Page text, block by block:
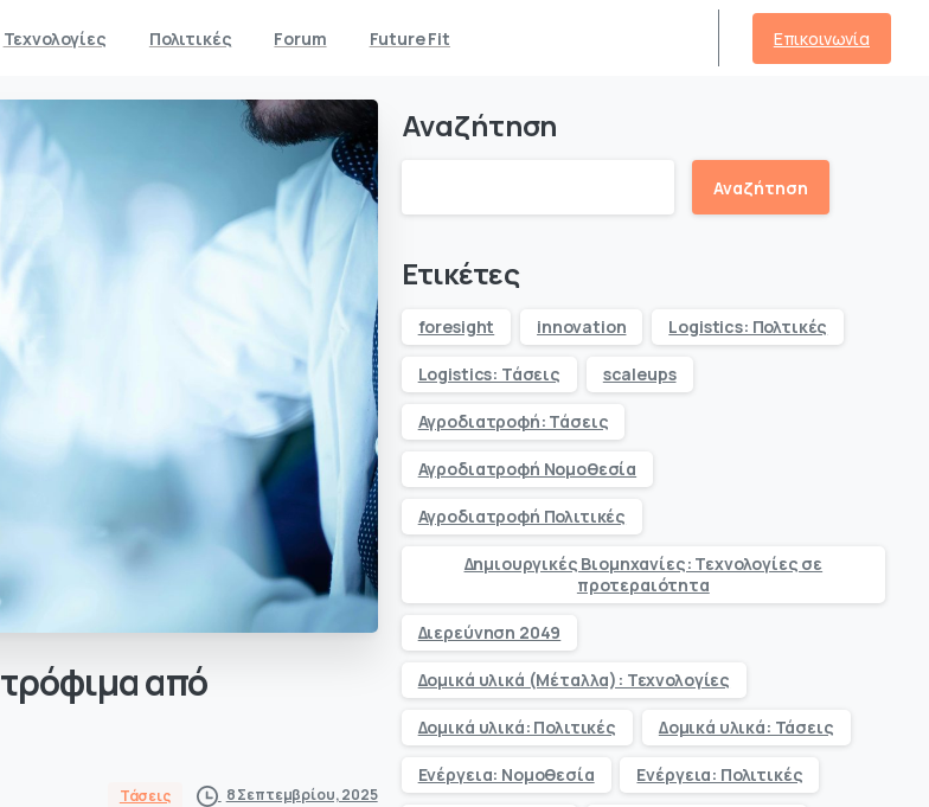
Τεχνολογίες Πολιτικές Forum Future Fit Επικοινωνία
τρόφιμααπό
Τάσεις 8 Σεπτεμβρίου, 2025
Αναζήτηση
Αναζήτηση
Ετικέτες
foresight innovation Logistics: Πολτικές
Logistics: Τάσεις scaleups
Αγροδιατροφή: Τάσεις
Αγροδιατροφή Νομοθεσία
Αγροδιατροφή Πολιτικές
Δημιουργικές Βιομηχανίες: Τεχνολογίες σε
προτεραιότητα
Διερεύνηση 2049
Δομικά υλικά (Μέταλλα): Τεχνολογίες
Δομικά υλικά: Πολιτικές Δομικά υλικά: Τάσεις
Ενέργεια: Νομοθεσία Ενέργεια: Πολιτικές